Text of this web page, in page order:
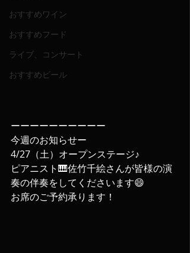
おすすめワイン
おすすめフード
ライブ、コンサート
おすすめビール
ーーーーーーーーーー
今週のお知らせー
4/27（土）オープンステージ♪
ピアニスト🎹佐竹千絵さんが皆様の演
奏の伴奏をしてくださいます😄
お席のご予約承ります！